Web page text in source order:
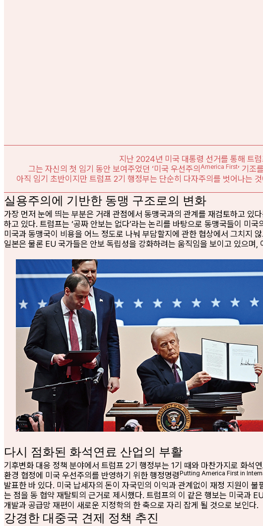
지난 2024년 미국 대통령 선거를 통해 트
그는 자신의 첫 임기 동안 보여주었던 ‘미국 우선주의 America First’ 기조
아직 임기 초반이지만 트럼프 2기 행정부는 단순히 다자주의를 벗어나는
실용주의에 기반한 동맹 구조로의 변화
가장 먼저 눈에 띄는 부분은 거래 관점에서 동맹국과의 관계를 재검토하고 있
하고 있다. 트럼프는 ‘공짜 안보는 없다’라는 논리를 바탕으로 동맹국들이 미
미국과 동맹국이 비용을 어느 정도로 나눠 부담할지에 관한 협상에서 그치지
일본은 물론 EU 국가들은 안보 독립성을 강화하려는 움직임을 보이고 있으
다시 점화된 화석연료 산업의 부활
기후변화 대응 정책 분야에서 트럼프 2기 행정부는 1기 때와 마찬가지로 화석
환경 협정에 미국 우선주의를 반영하기 위한 행정명령Putting America First in
발표한 바 있다. 미국 납세자의 돈이 자국민의 이익과 관계없이 재정 지원이
는 점을 동 협약 재탈퇴의 근거로 제시했다. 트럼프의 이 같은 행보는 미국과
개발과 공급망 재편이 새로운 지정학의 한 축으로 자리 잡게 될 것으로 보인다.
강경한 대중국 견제 정책 추진